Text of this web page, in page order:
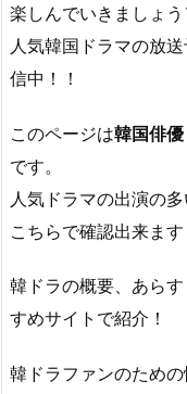
楽しんでいきましょ
人気韓国ドラマの放
信中！！
このページは韓国俳
です。
人気ドラマの出演の
こちらで確認出来ます
韓ドラの概要、あら
すめサイトで紹介！
韓ドラファンのため